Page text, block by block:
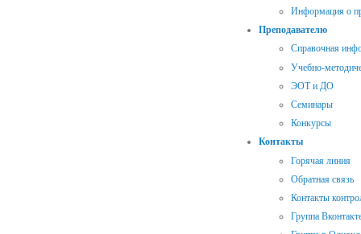
Информация о
Преподавателю
Справочная
Учебно-
ЭОТ и ДО
Семинары
Конкурсы
Контакты
Горячая линия
Обратная связь
Контакты
Группа